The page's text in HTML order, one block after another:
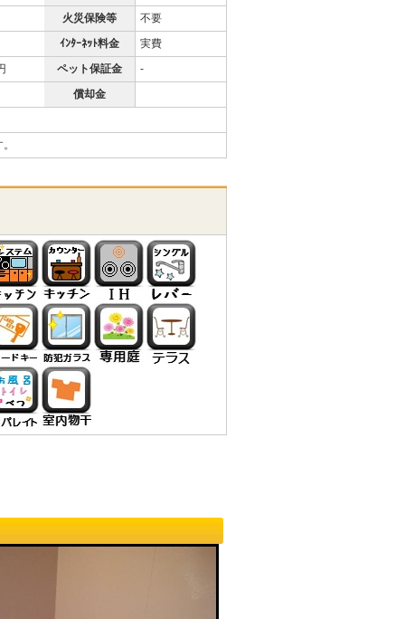
火災保険等
不要
ｲﾝﾀｰﾈｯﾄ料金
実費
ペット保証金
-
償却金